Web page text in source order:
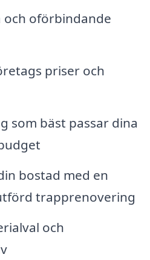
och oförbindande
priser och
som bäst passar dina
bostad med en
trapprenovering
och